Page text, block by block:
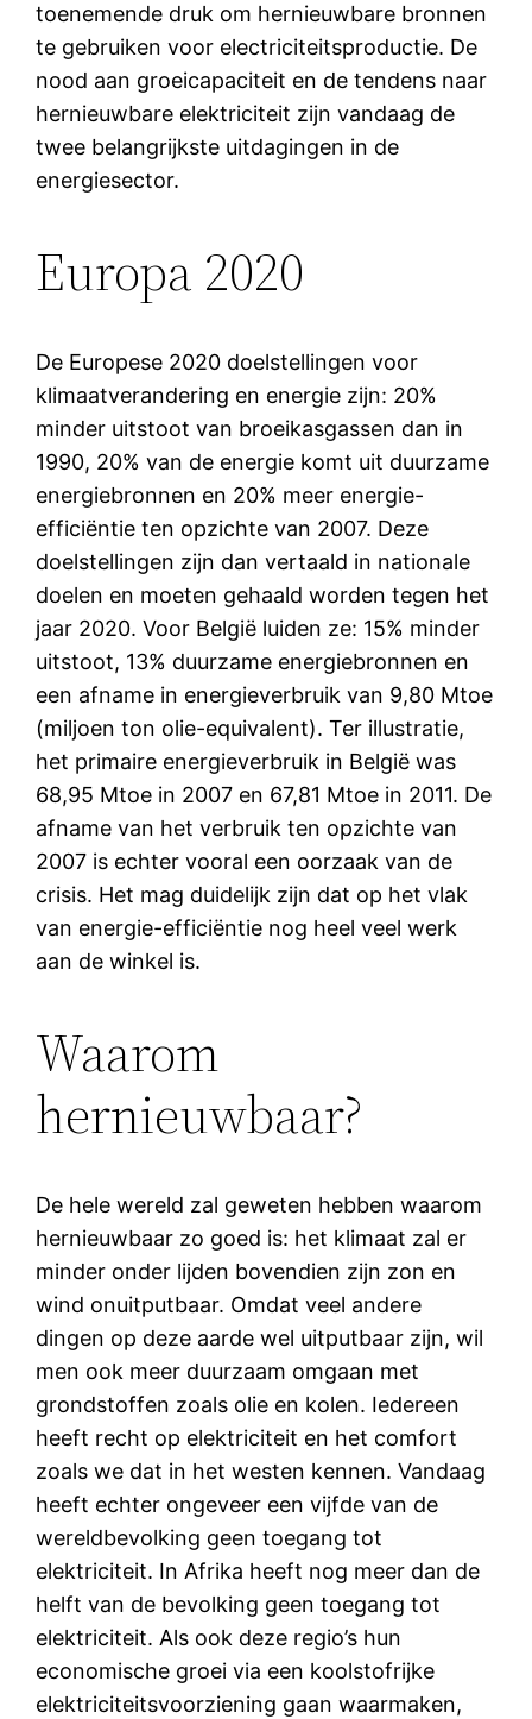
toenemende druk om hernieuwbare bronnen
te gebruiken voor electriciteitsproductie. De
nood aan groeicapaciteit en de tendens naar
hernieuwbare elektriciteit zijn vandaag de
twee belangrijkste uitdagingen in de
energiesector.
Europa 2020
De Europese 2020 doelstellingen voor
klimaatverandering en energie zijn: 20%
minder uitstoot van broeikasgassen dan in
1990, 20% van de energie komt uit duurzame
energiebronnen en 20% meer energie-
efficiëntie ten opzichte van 2007. Deze
doelstellingen zijn dan vertaald in nationale
doelen en moeten gehaald worden tegen het
jaar 2020. Voor België luiden ze: 15% minder
uitstoot, 13% duurzame energiebronnen en
een afname in energieverbruik van 9,80 Mtoe
(miljoen ton olie-equivalent). Ter illustratie,
het primaire energieverbruik in België was
68,95 Mtoe in 2007 en 67,81 Mtoe in 2011. De
afname van het verbruik ten opzichte van
2007 is echter vooral een oorzaak van de
crisis. Het mag duidelijk zijn dat op het vlak
van energie-efficiëntie nog heel veel werk
aan de winkel is.
Waarom
hernieuwbaar?
De hele wereld zal geweten hebben waarom
hernieuwbaar zo goed is: het klimaat zal er
minder onder lijden bovendien zijn zon en
wind onuitputbaar. Omdat veel andere
dingen op deze aarde wel uitputbaar zijn, wil
men ook meer duurzaam omgaan met
grondstoffen zoals olie en kolen. Iedereen
heeft recht op elektriciteit en het comfort
zoals we dat in het westen kennen. Vandaag
heeft echter ongeveer een vijfde van de
wereldbevolking geen toegang tot
elektriciteit. In Afrika heeft nog meer dan de
helft van de bevolking geen toegang tot
elektriciteit. Als ook deze regio’s hun
economische groei via een koolstofrijke
elektriciteitsvoorziening gaan waarmaken,